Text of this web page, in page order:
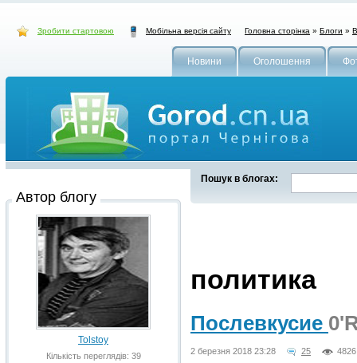
Зробити стартовою Мобільна версія сайту Головна сторінка » Блоги »
Новини Оголошення
Пошук в блогах:
политика
Послевкусие
2 березня 2018 23:28 25 4826
Автор блогу
Tolstoy
Кількість переглядів: 39